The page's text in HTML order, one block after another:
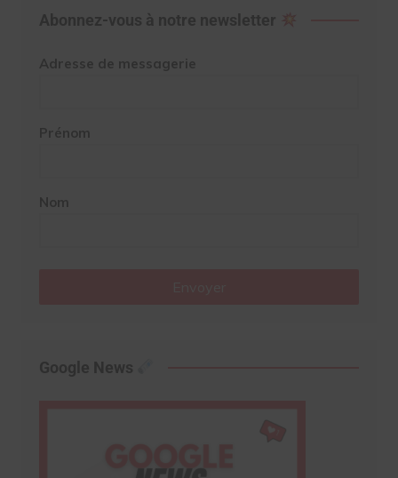
Abonnez-vous à notre newsletter
Adresse de messagerie
Prénom
Nom
Google News